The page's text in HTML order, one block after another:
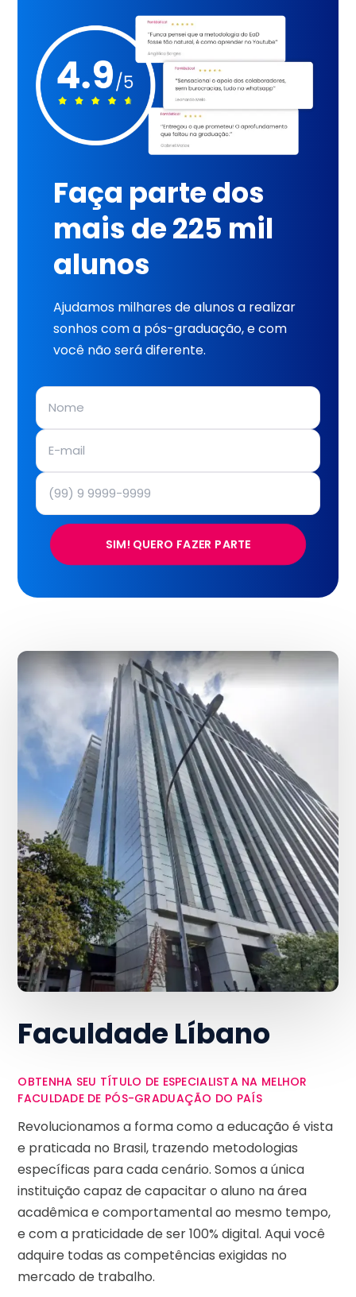
Faça parte dos
mais de 225 mil
alunos
Ajudamos milhares de alunos a realizar
sonhos com a pós-graduação, e com
você não será diferente.
SIM! QUERO FAZER PARTE
Faculdade Líbano
OBTENHA SEU TÍTULO DE ESPECIALISTA NA MELHOR
FACULDADE DE PÓS-GRADUAÇÃO DO PAÍS
Revolucionamos a forma como a educação é vista
e praticada no Brasil, trazendo metodologias
específicas para cada cenário. Somos a única
instituição capaz de capacitar o aluno na área
acadêmica e comportamental ao mesmo tempo,
e com a praticidade de ser 100% digital. Aqui você
adquire todas as competências exigidas no
mercado de trabalho.